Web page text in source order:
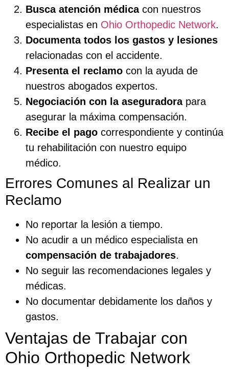
Busca atención médicacon nuestros
especialistas en Ohio Orthopedic Network.
Documenta todos los gastos y lesiones
relacionadas con el accidente.
Presenta el reclamo con la ayuda de
nuestros abogados expertos.
Negociación con la aseguradorapara
asegurar la máxima compensación.
Recibe el pago correspondiente y continúa
tu rehabilitación con nuestro equipo
médico.
Errores Comunes al Realizar un
Reclamo
No reportar la lesión a tiempo.
No acudir a un médico especialista en
compensación de trabajadores.
No seguir las recomendaciones legales y
médicas.
No documentar debidamente los daños y
gastos.
Ventajas de Trabajar con
Ohio Orthopedic Network